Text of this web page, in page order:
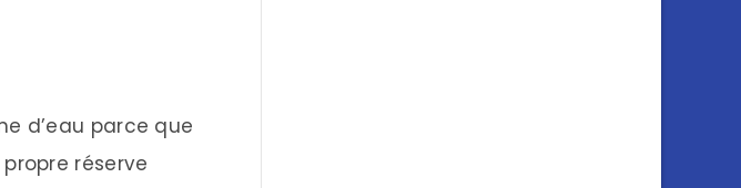
d’eau parce que
réserve